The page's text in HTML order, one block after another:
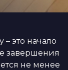
это начало
завершения
не менее